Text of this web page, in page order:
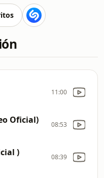
11:00
Oficial) 08:53
) 08:39